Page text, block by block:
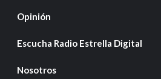
Opinión
Escucha Radio Estrella Digital
Nosotros